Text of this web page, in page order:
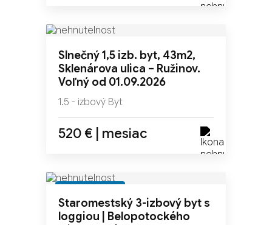
Slnečný 1,5 izb. byt, 43m2,
Sklenárova ulica – Ružinov.
Voľný od 01.09.2026
1.5 - izbový Byt
520 € | mesiac
Staromestský 3-izbový byt s
loggiou | Belopotockého